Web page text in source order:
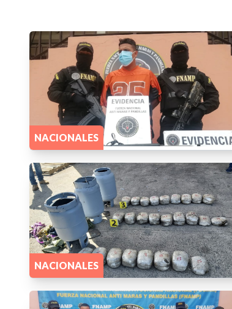
NACIONALES
NACIONALES